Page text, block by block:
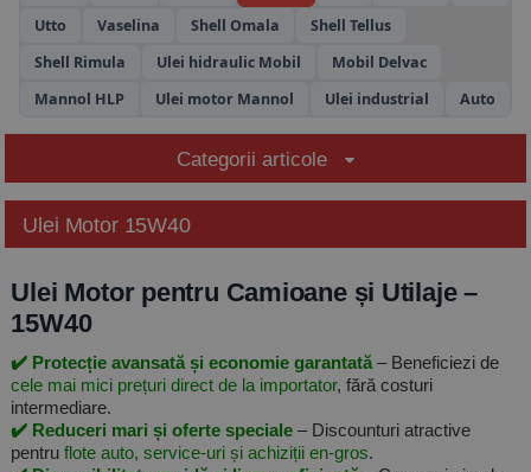
Utto
Vaselina Shell Omala
Shell Tellus
Shell Rimula
Ulei hidraulic Mobil
Mobil Delvac
Mannol HLP
Ulei motor Mannol Ulei industrial Auto
Categorii articole
Ulei Motor 15W40
Ulei Motor pentru Camioane și Utilaje –
15W40
✔️ Protecție avansată și economie garantată – Beneficiezi de
cele mai mici prețuri direct de la importator, fără costuri
intermediare.
✔️ Reduceri mari și oferte speciale – Discounturi atractive
pentruflote auto, service-uri și achiziții en-gros.